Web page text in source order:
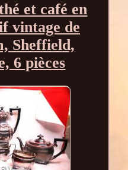
et café en
vintage de
Sheffield,
6 pièces